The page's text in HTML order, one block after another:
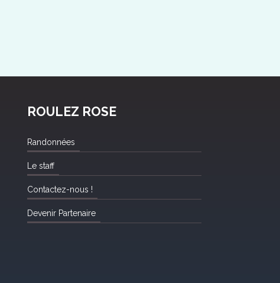
ROULEZ ROSE
Randonnées
Le staff
Contactez-nous !
Devenir Partenaire